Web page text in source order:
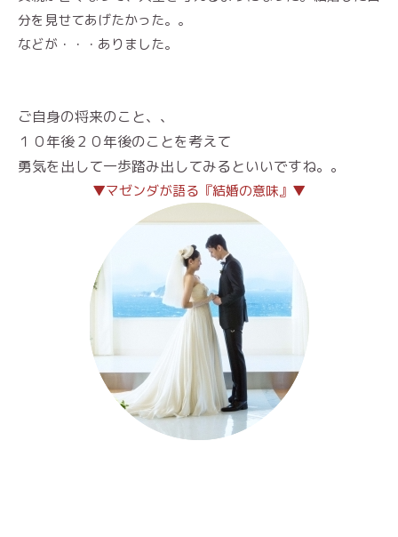
分を見せてあげたかった。。
などが・・・ありました。
ご自身の将来のこと、、
１０年後２０年後のことを考えて
勇気を出して一歩踏み出してみるといいですね。。
▼マゼンダが語る『結婚の意味』▼